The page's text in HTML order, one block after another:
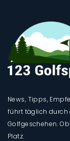
News, Tipps,
führt täglich
Golfgeschehen.
Platz.